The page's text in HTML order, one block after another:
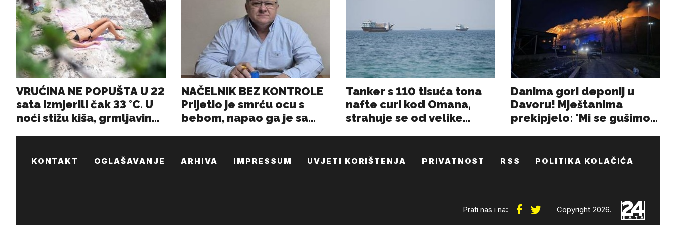
KONTAKT OGLAŠAVANJE ARHIVA IMPRESSUM UVJETI KORIŠTENJA PRIVATNOST RSS POLITIKA KOLAČIĆA
Prati nas i na: Copyright 2026.